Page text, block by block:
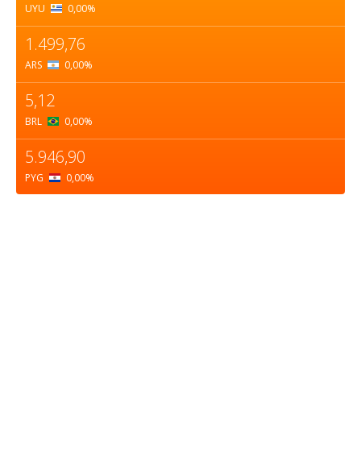
UYU 0,00%
1.499,76
ARS 0,00%
5,12
BRL 0,00%
5.946,90
PYG 0,00%